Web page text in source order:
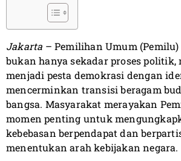
Jakarta – Pemilihan Umum
bukan hanya sekadar proses politik,
menjadi pesta demokrasi dengan
mencerminkan transisi beragam
bangsa. Masyarakat merayakan
momen penting untuk
kebebasan berpendapat dan
menentukan arah kebijakan negara.